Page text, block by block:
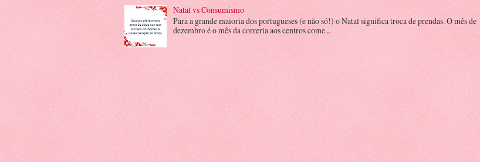
Natal vs Consumismo
Para a grande maioria dos portugueses (e não só!) o Natal significa troca de prendas. O mês de
dezembro é o mês da correria aos centros come...